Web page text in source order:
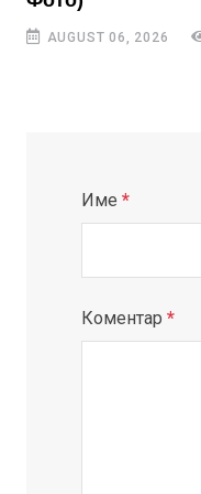
AUGUST 06, 2026
Име *
Коментар *